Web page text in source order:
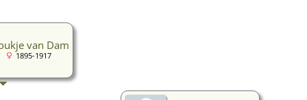
van Dam
1895-1917